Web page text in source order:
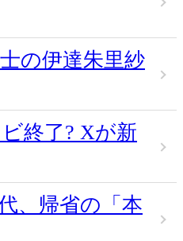
の伊達朱里紗
終了? Xが新
、帰省の「本